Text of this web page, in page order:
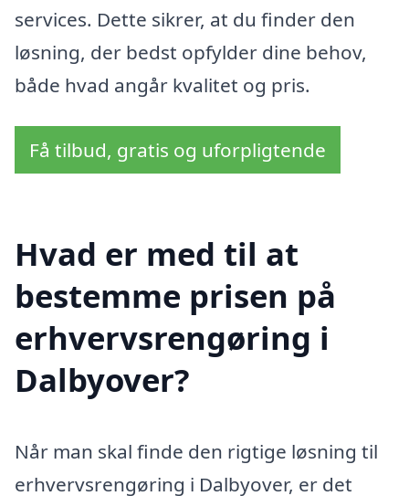
services. Dette sikrer, at du finder den
løsning, der bedst opfylder dine behov,
både hvad angår kvalitet og pris.
Få tilbud, gratis og uforpligtende
Hvad er med til at
bestemme prisen på
erhvervsrengøring i
Dalbyover?
Når man skal finde den rigtige løsning til
erhvervsrengøring i Dalbyover, er det